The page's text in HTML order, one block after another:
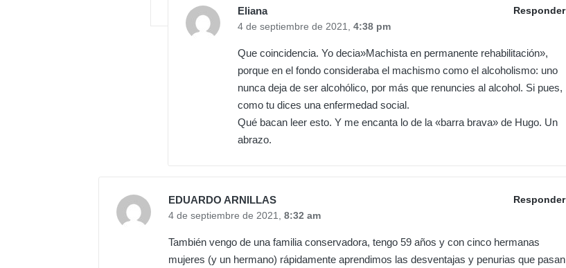
Eliana
Responder
4 de septiembre de 2021, 4:38 pm
Que coincidencia. Yo decia»Machista en permanente rehabilitación»,
porque en el fondo consideraba el machismo como el alcoholismo: uno
nunca deja de ser alcohólico, por más que renuncies al alcohol. Si pues,
como tu dices una enfermedad social.
Qué bacan leer esto. Y me encanta lo de la «barra brava» de Hugo. Un
abrazo.
EDUARDO ARNILLAS
Responder
4 de septiembre de 2021, 8:32 am
También vengo de una familia conservadora, tengo 59 años y con cinco hermanas
mujeres (y un hermano) rápidamente aprendimos las desventajas y penurias que pasan